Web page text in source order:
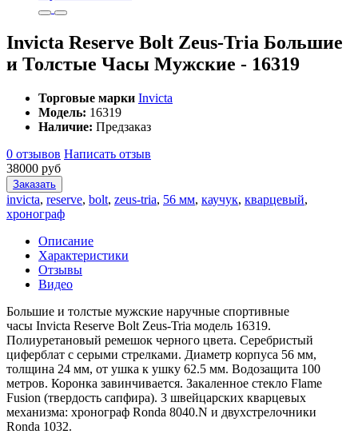
Invicta Reserve Bolt Zeus-Tria Большие
и Толстые Часы Мужские - 16319
Торговые марки Invicta
Модель: 16319
Наличие: Предзаказ
0 отзывов Написать отзыв
38000 руб
Заказать
invicta, reserve, bolt, zeus-tria, 56 мм, каучук, кварцевый,
хронограф
Описание
Характеристики
Отзывы
Видео
Большие и толстые мужские наручные спортивные
часы Invicta Reserve Bolt Zeus-Tria модель 16319.
Полиуретановый ремешок черного цвета. Серебристый
циферблат с серыми стрелками. Диаметр корпуса 56 мм,
толщина 24 мм, от ушка к ушку 62.5 мм. Водозащита 100
метров. Коронка завинчивается. Закаленное стекло Flame
Fusion (твердость сапфира). 3 швейцарских кварцевых
механизма: хронограф Ronda 8040.N и двухстрелочники
Ronda 1032.